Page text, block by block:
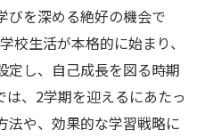
びを深める絶好の機会で
校生活が本格的に始まり、
定し、自己成長を図る時期
、2学期を迎えるにあたっ
法や、効果的な学習戦略に